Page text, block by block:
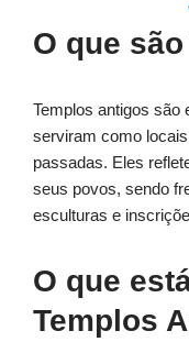
O que
Templos antigos são
serviram como
passadas. Eles
seus povos, sendo
esculturas e
O que
Templos